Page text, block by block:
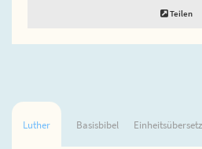
Teilen
Luther Basisbibel